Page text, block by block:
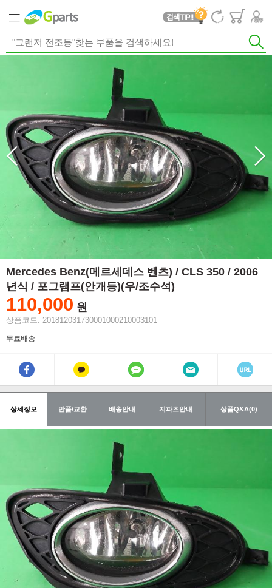
Mercedes Benz(메르세데스 벤츠) / CLS 350 / 2006
년식 / 포그램프(안개등)(우/조수석)
110,000 원
상품코드: 201812031730001000210003101
무료배송
상세정보 반품/교환 배송안내 지파츠안내 상품Q&A(0)